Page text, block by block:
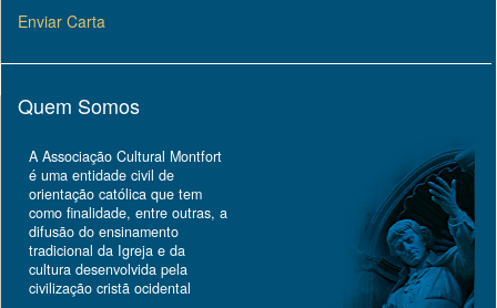
Enviar Carta
Quem Somos
A Associação Cultural Montfort
é uma entidade civil de
orientação católica que tem
como finalidade, entre outras, a
difusão do ensinamento
tradicional da Igreja e da
cultura desenvolvida pela
civilização cristã ocidental